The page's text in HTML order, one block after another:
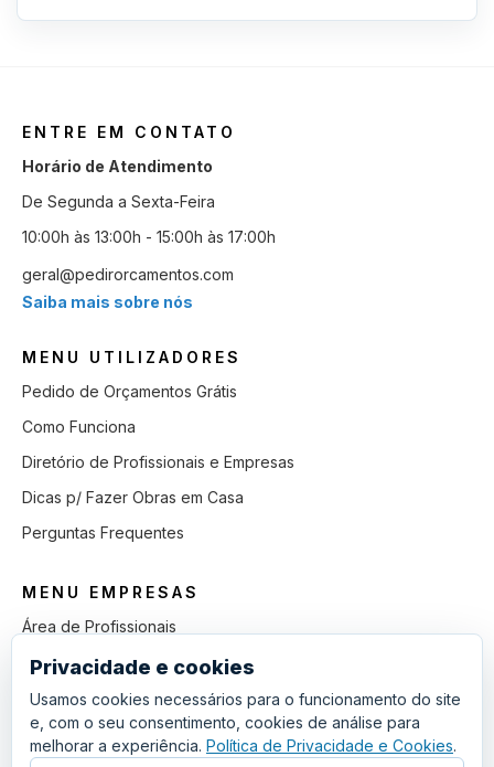
ENTRE EM CONTATO
Horário de Atendimento
De Segunda a Sexta-Feira
10:00h às 13:00h - 15:00h às 17:00h
geral@pedirorcamentos.com
Saiba mais sobre nós
MENU UTILIZADORES
Pedido de Orçamentos Grátis
Como Funciona
Diretório de Profissionais e Empresas
Dicas p/ Fazer Obras em Casa
Perguntas Frequentes
MENU EMPRESAS
Área de Profissionais
Como Funciona
Lista de Pedidos em Aberto
Como Ganhar mais Obras
Privacidade e cookies
Usamos cookies necessários para o funcionamento do site
e, com o seu consentimento, cookies de análise para
melhorar a experiência. Política de Privacidade e Cookies.